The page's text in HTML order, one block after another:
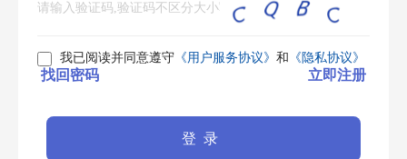
我已阅读并同意遵守《用户服务协议》 和 《隐私协议》
找回密码 立即注册
登录